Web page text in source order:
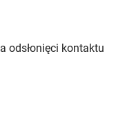
odsłonięci kontaktu